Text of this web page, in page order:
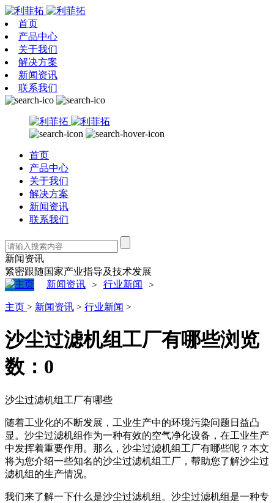
首页
产品中心
关于我们
解决方案
新闻资讯
联系我们
首页
产品中心
关于我们
解决方案
新闻资讯
联系我们
新闻资讯
紧密跟随国家产业指导及技术发展
新闻资讯 > 行业新闻 >
主页 > 新闻资讯 > 行业新闻 >
沙尘过滤机组工厂有哪些浏览
数： 0
沙尘过滤机组工厂有哪些
随着工业化的不断发展，工业生产中的环境污染问题日益凸
显。沙尘过滤机组作为一种有效的空气净化设备，在工业生产
中发挥着重要作用。那么，沙尘过滤机组工厂有哪些呢？本文
将为您介绍一些知名的沙尘过滤机组工厂，帮助您了解沙尘过
滤机组的生产情况。
我们来了解一下什么是沙尘过滤机组。沙尘过滤机组是一种专